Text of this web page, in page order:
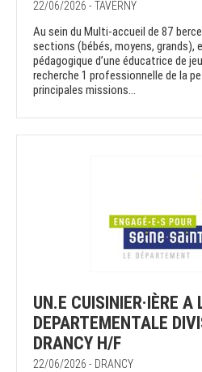
22/06/2026 - TAVERNY
Au sein du Multi-accueil de 87
sections (bébés, moyens, grands),
pédagogique d’une éducatrice de
recherche 1 professionnelle de la
principales missions...
UN.E CUISINIER·IÈRE A
DEPARTEMENTALE
DRANCY H/F
22/06/2026 - DRANCY